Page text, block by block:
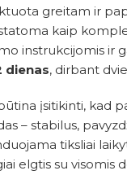
greitam ir
kaip
instrukcijomis ir
dienas, dirbant
įsitikinti, kad
– stabilus,
tiksliai
elgtis su visomis